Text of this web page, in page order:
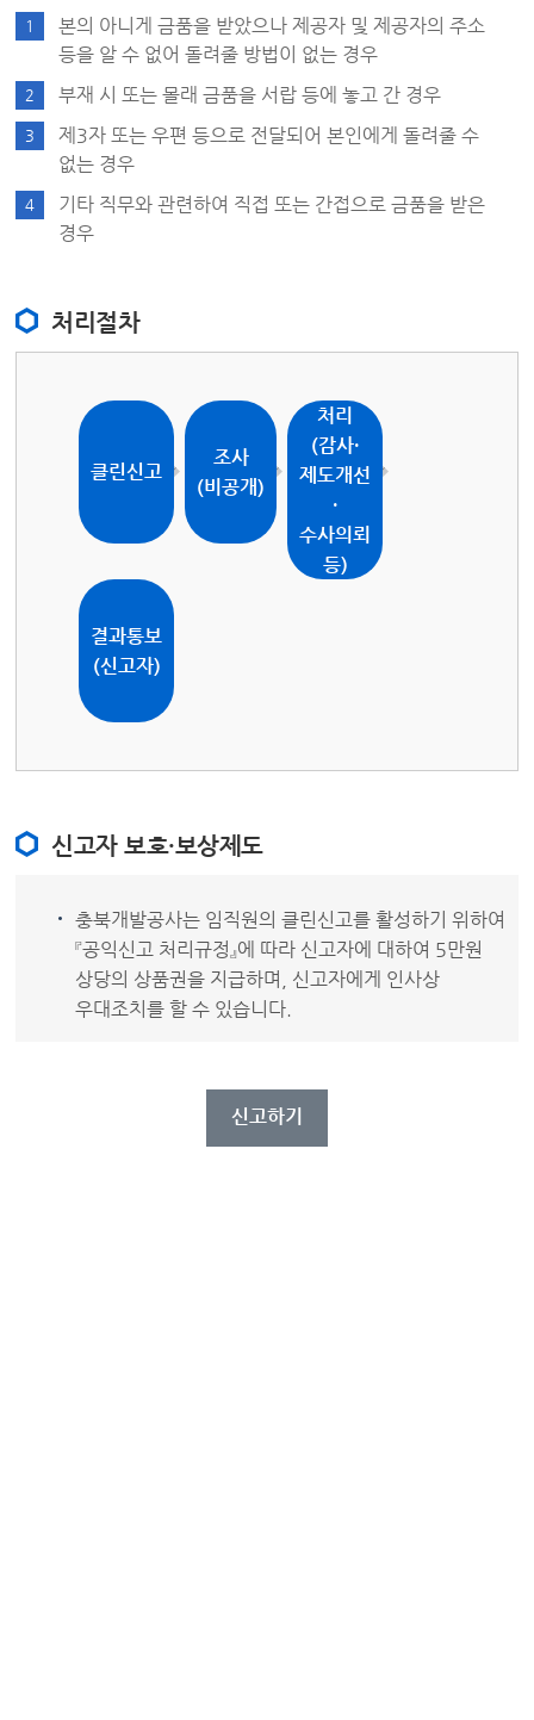
1
본의 아니게 금품을 받았으나 제공자 및 제공자의 주소
등을 알 수 없어 돌려줄 방법이 없는 경우
2 부재 시 또는 몰래 금품을 서랍 등에 놓고 간 경우
3
제3자 또는 우편 등으로 전달되어 본인에게 돌려줄 수
없는 경우
4
기타 직무와 관련하여 직접 또는 간접으로 금품을 받은
경우
처리절차
클린신고
조사
(비공개)
처리
(감사·
제도개선
·
수사의뢰
등)
결과통보
(신고자)
신고자 보호·보상제도
충북개발공사는 임직원의 클린신고를 활성하기 위하여
『공익신고 처리규정』에 따라 신고자에 대하여 5만원
상당의 상품권을 지급하며, 신고자에게 인사상
우대조치를 할 수 있습니다.
신고하기